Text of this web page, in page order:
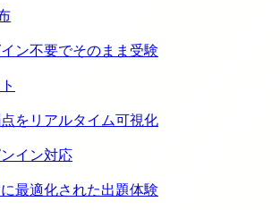
ン不要でそのまま受験
をリアルタイム可視化
イン対応
最適化された出題体験